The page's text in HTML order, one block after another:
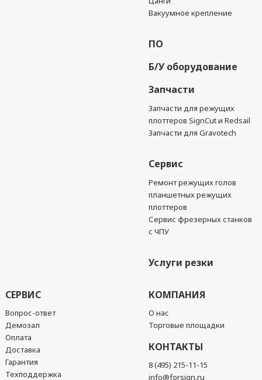
Вакуумное крепление
ПО
Б/У оборудование
Запчасти
Запчасти для режущих
плоттеров SignCut и Redsail
Запчасти для Gravotech
Сервис
Ремонт режущих голов
планшетных режущих
плоттеров
Сервис фрезерных станков
с ЧПУ
Услуги резки
СЕРВИС
Вопрос-ответ
Демозал
Оплата
Доставка
Гарантия
Техподдержка
КОМПАНИЯ
О нас
Торговые площадки
КОНТАКТЫ
8 (495) 215-11-15
info@forsign.ru